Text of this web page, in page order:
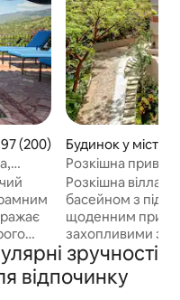
оцінка: 4,97 з 5,
(200)
Будинок у місті
с
Розкішна
краєвидами –
Розкішна вілла
басейном з
щоденним
захопливими
ексклюзивному
всього за кілька
Романтіки. Має 4
зручності
відпочинку